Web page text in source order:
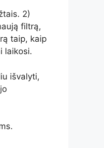
2)
filtrą,
taip, kaip
laikosi.
išvalyti,